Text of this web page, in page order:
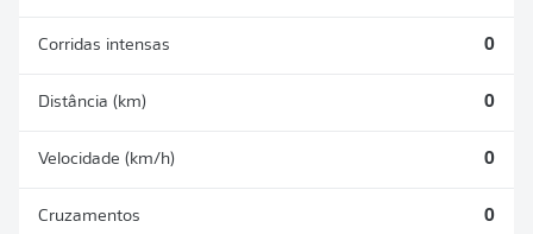
Corridas intensas 0
Distância (km) 0
Velocidade (km/h) 0
Cruzamentos 0